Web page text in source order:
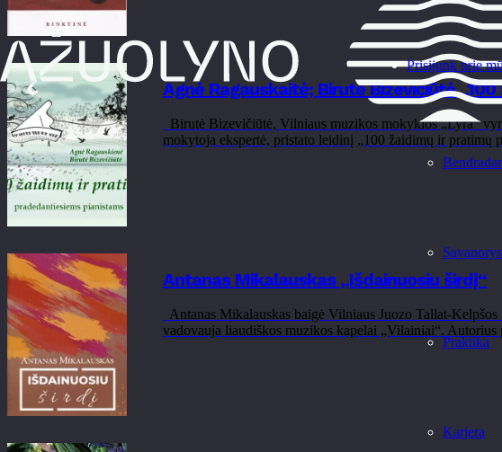
Prisijunk prie
Praktika
Karjera
Agnė Ragauskaitė; Birutė Bizevičiūtė
Birutė Bizevičiūtė, Vilniaus muzikos mokyklos „Lyra“
mokytoja ekspertė, pristato leidinį „100 žaidimų ir pratimų
Antanas Mikalauskas „Išdainuosiu širdį“
Antanas Mikalauskas baigė Vilniaus Juozo Tallat-
vadovauja liaudiškos muzikos kapelai „Vilainiai“. Autorius